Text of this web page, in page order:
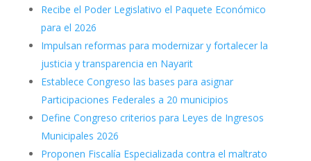
Recibe el Poder Legislativo el Paquete Económico
para el 2026
Impulsan reformas para modernizar y fortalecer la
justicia y transparencia en Nayarit
Establece Congreso las bases para asignar
Participaciones Federales a 20 municipios
Define Congreso criterios para Leyes de Ingresos
Municipales 2026
Proponen Fiscalía Especializada contra el maltrato